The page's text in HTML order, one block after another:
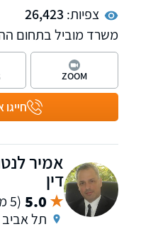
צפיות: 26,423
משרד מוביל בתחום
האזרחי-מסחרי ודיני
שירותים בנושאים:
ליקויי בניה, עריכת
חייגו
ZOOM
אמיר
דין
5.0 (5 ממליצים)
תל אביב